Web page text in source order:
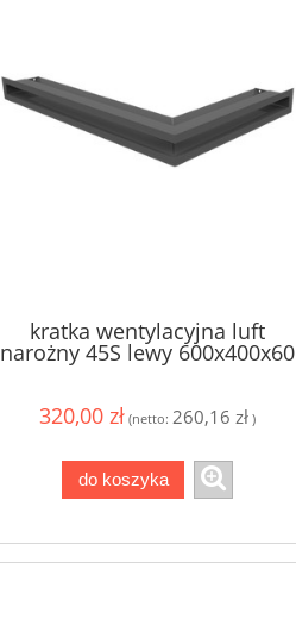
kratka wentylacyjna luft
narożny 45S lewy 600x400x60
- kolor grafitowy
320,00 zł (netto: 260,16 zł )
do koszyka